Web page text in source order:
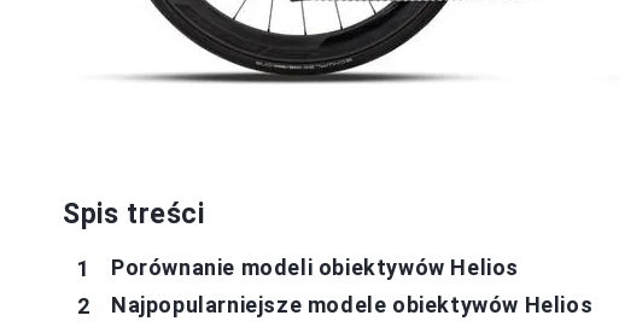
Spis treści
Porównanie modeli obiektywów Helios
Najpopularniejsze modele obiektywów Helios